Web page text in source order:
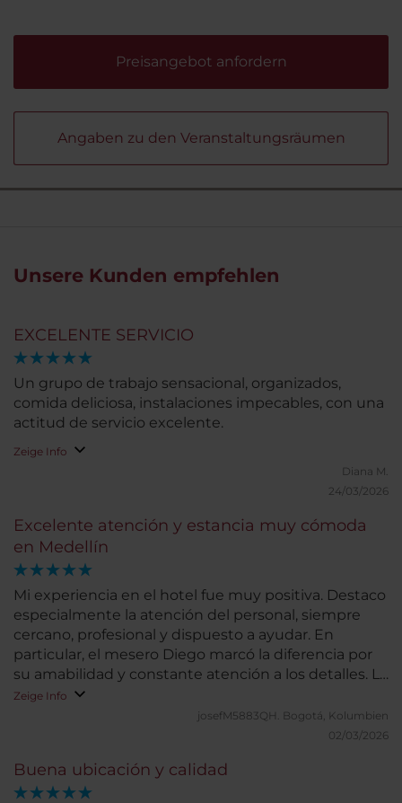
Preisangebot anfordern
Angaben zu den Veranstaltungsräumen
Unsere Kunden empfehlen
EXCELENTE SERVICIO
Un grupo de trabajo sensacional, organizados,
comida deliciosa, instalaciones impecables, con una
actitud de servicio excelente.
Zeige Info
Diana M.
24/03/2026
Excelente atención y estancia muy cómoda
en Medellín
Mi experiencia en el hotel fue muy positiva. Destaco
especialmente la atención del personal, siempre
cercano, profesional y dispuesto a ayudar. En
particular, el mesero Diego marcó la diferencia por
su amabilidad y constante atención a los detalles. La
habitación fue cómoda y tranquila, lo que permitió
un buen descanso. Las instalaciones están bien
mantenidas y la ubicación es muy conveniente.
reforzar la revisión de algunos detalles en zonas
menos visibles para alcanzar la excelencia absoluta.
Zeige Info
josefM5883QH. Bogotá, Kolumbien
02/03/2026
Buena ubicación y calidad